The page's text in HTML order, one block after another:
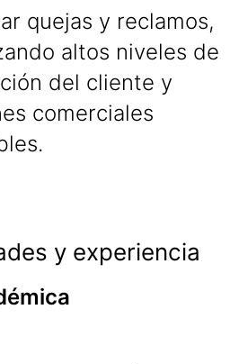
quejas y reclamos,
altos niveles de
del cliente y
comerciales
y experiencia